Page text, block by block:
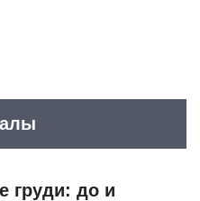
груди: до и